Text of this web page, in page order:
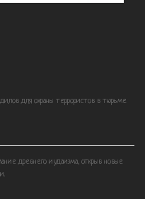
для охраны террористов в тюрьме
древнего иудаизма, открыв новые